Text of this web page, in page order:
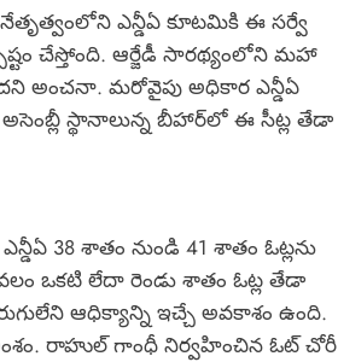
ఎన్డీఏ కూటమికి ఈ సర్వే
చేస్తోంది. ఆర్జేడీ సారథ్యంలోని మహా
అంచనా. మరోవైపు అధికార ఎన్డీఏ
అసెంబ్లీ స్థానాలున్న బీహార్‌లో ఈ సీట్ల తేడా
38 శాతం నుండి 41 శాతం ఓట్లను
ఒకటి లేదా రెండు శాతం ఓట్ల తేడా
ఆధిక్యాన్ని ఇచ్చే అవకాశం ఉంది.
రాహుల్ గాంధీ నిర్వహించిన ఓట్ చోరీ